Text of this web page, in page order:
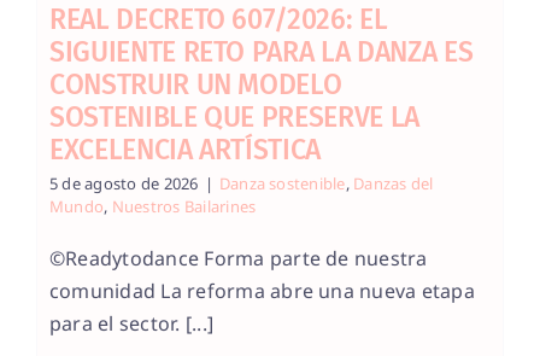
REAL DECRETO 607/2026: EL
SIGUIENTE RETO PARA LA DANZA ES
CONSTRUIR UN MODELO
SOSTENIBLE QUE PRESERVE LA
EXCELENCIA ARTÍSTICA
5 de agosto de 2026 | Danza sostenible, Danzas del
Mundo, Nuestros Bailarines
©Readytodance Forma parte de nuestra
comunidad La reforma abre una nueva etapa
para el sector. [...]